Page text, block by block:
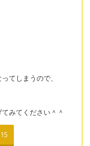
てしまうので、
みてください＾＾
15